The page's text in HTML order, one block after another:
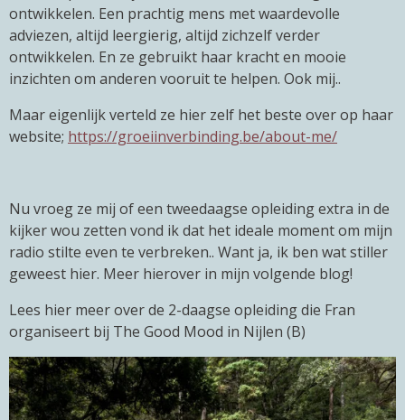
ontwikkelen. Een prachtig mens met waardevolle
adviezen, altijd leergierig, altijd zichzelf verder
ontwikkelen. En ze gebruikt haar kracht en mooie
inzichten om anderen vooruit te helpen. Ook mij..
Maar eigenlijk verteld ze hier zelf het beste over op haar
website; https://groeiinverbinding.be/about-me/
Nu vroeg ze mij of een tweedaagse opleiding extra in de
kijker wou zetten vond ik dat het ideale moment om mijn
radio stilte even te verbreken.. Want ja, ik ben wat stiller
geweest hier. Meer hierover in mijn volgende blog!
Lees hier meer over de 2-daagse opleiding die Fran
organiseert bij The Good Mood in Nijlen (B)